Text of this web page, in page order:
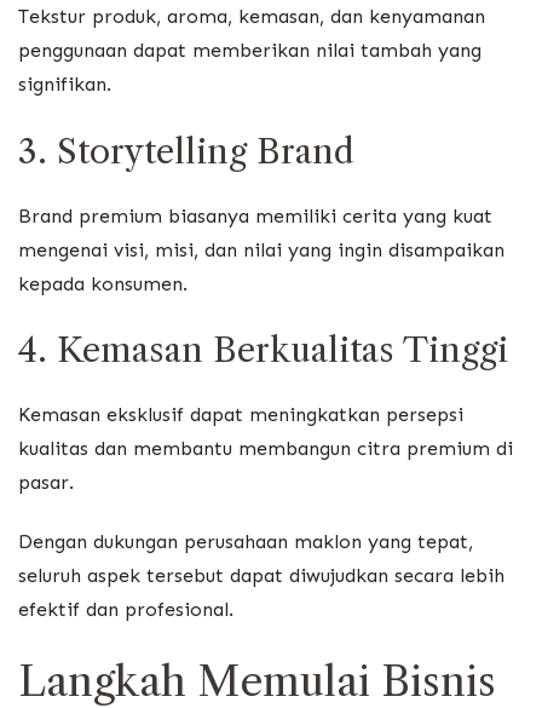
Tekstur produk, aroma, kemasan, dan kenyamanan
penggunaan dapat memberikan nilai tambah yang
signifikan.
3. Storytelling Brand
Brand premium biasanya memiliki cerita yang kuat
mengenai visi, misi, dan nilai yang ingin disampaikan
kepada konsumen.
4. Kemasan Berkualitas Tinggi
Kemasan eksklusif dapat meningkatkan persepsi
kualitas dan membantu membangun citra premium di
pasar.
Dengan dukungan perusahaan maklon yang tepat,
seluruh aspek tersebut dapat diwujudkan secara lebih
efektif dan profesional.
Langkah Memulai Bisnis